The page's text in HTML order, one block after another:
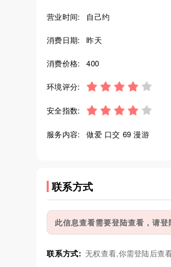
营业时间: 自己约
消费日期: 昨天
消费价格: 400
环境评分:
安全指数:
服务内容: 做爱 口交 69 漫游
联系方式
此信息查看需要登陆查看，请登
联系方式: 无权查看,你需登陆后查